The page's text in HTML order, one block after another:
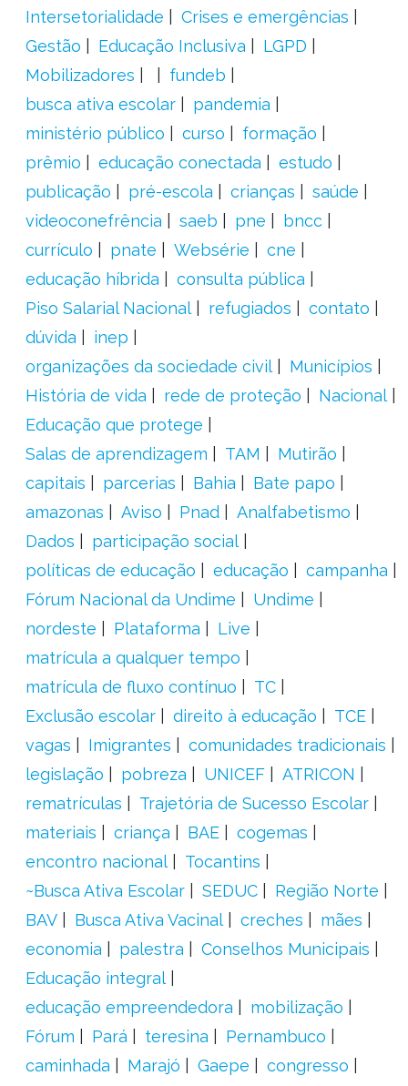
Intersetorialidade
Crises e emergências
Gestão
Educação Inclusiva
LGPD
Mobilizadores
fundeb
busca ativa escolar
pandemia
ministério público
curso
formação
prêmio
educação conectada
estudo
publicação
pré-escola crianças
saúde
videoconefrência
saeb pne
bncc
currículo
pnate Websérie
cne
educação híbrida
consulta pública
Piso Salarial Nacional
refugiados
contato
dúvida
inep
organizações da sociedade civil
Municípios
História de vida
rede de proteção
Nacional
Educação que protege
Salas de aprendizagem
TAM
Mutirão
capitais
parcerias Bahia
Bate papo
amazonas
Aviso Pnad
Analfabetismo
Dados
participação social
políticas de educação
educação
campanha
Fórum Nacional da Undime
Undime
nordeste
Plataforma
Live
matrícula a qualquer tempo
matrícula de fluxo contínuo
TC
Exclusão escolar
direito à educação
TCE
vagas
Imigrantes
comunidades tradicionais
legislação
pobreza UNICEF
ATRICON
rematrículas
Trajetória de Sucesso Escolar
materiais
criança BAE
cogemas
encontro nacional
Tocantins
~Busca Ativa Escolar
SEDUC
Região Norte
BAV
Busca Ativa Vacinal creches
mães
economia
palestra
Conselhos Municipais
Educação integral
educação empreendedora
mobilização
Fórum
Pará teresina
Pernambuco
caminhada
Marajó Gaepe
congresso